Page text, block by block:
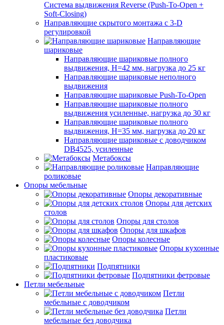
Система выдвижения Reverse (Push-To-Open +
Soft-Closing)
Направляющие скрытого монтажа с 3-D
регулировкой
Направляющие
шариковые
Направляющие шариковые полного
выдвижения, H=42 мм, нагрузка до 25 кг
Направляющие шариковые неполного
выдвижения
Направляющие шариковые Push-To-Open
Направляющие шариковые полного
выдвижения усиленные, нагрузка до 30 кг
Направляющие шариковые полного
выдвижения, H=35 мм, нагрузка до 20 кг
Направляющие шариковые с доводчиком
DB4525, усиленные
Метабоксы
Направляющие
роликовые
Опоры мебельные
Опоры декоративные
Опоры для детских
столов
Опоры для столов
Опоры для шкафов
Опоры колесные
Опоры кухонные
пластиковые
Подпятники
Подпятники фетровые
Петли мебельные
Петли
мебельные с доводчиком
Петли
мебельные без доводчика